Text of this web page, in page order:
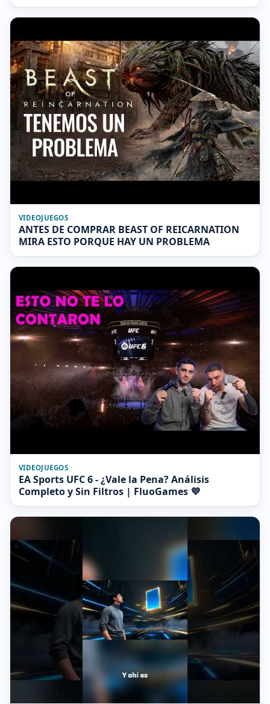
VIDEOJUEGOS
ANTES DE COMPRAR BEAST OF REICARNATION
MIRA ESTO PORQUE HAY UN PROBLEMA
VIDEOJUEGOS
EA Sports UFC 6 - ¿Vale la Pena? Análisis
Completo y Sin Filtros | FluoGames 💜